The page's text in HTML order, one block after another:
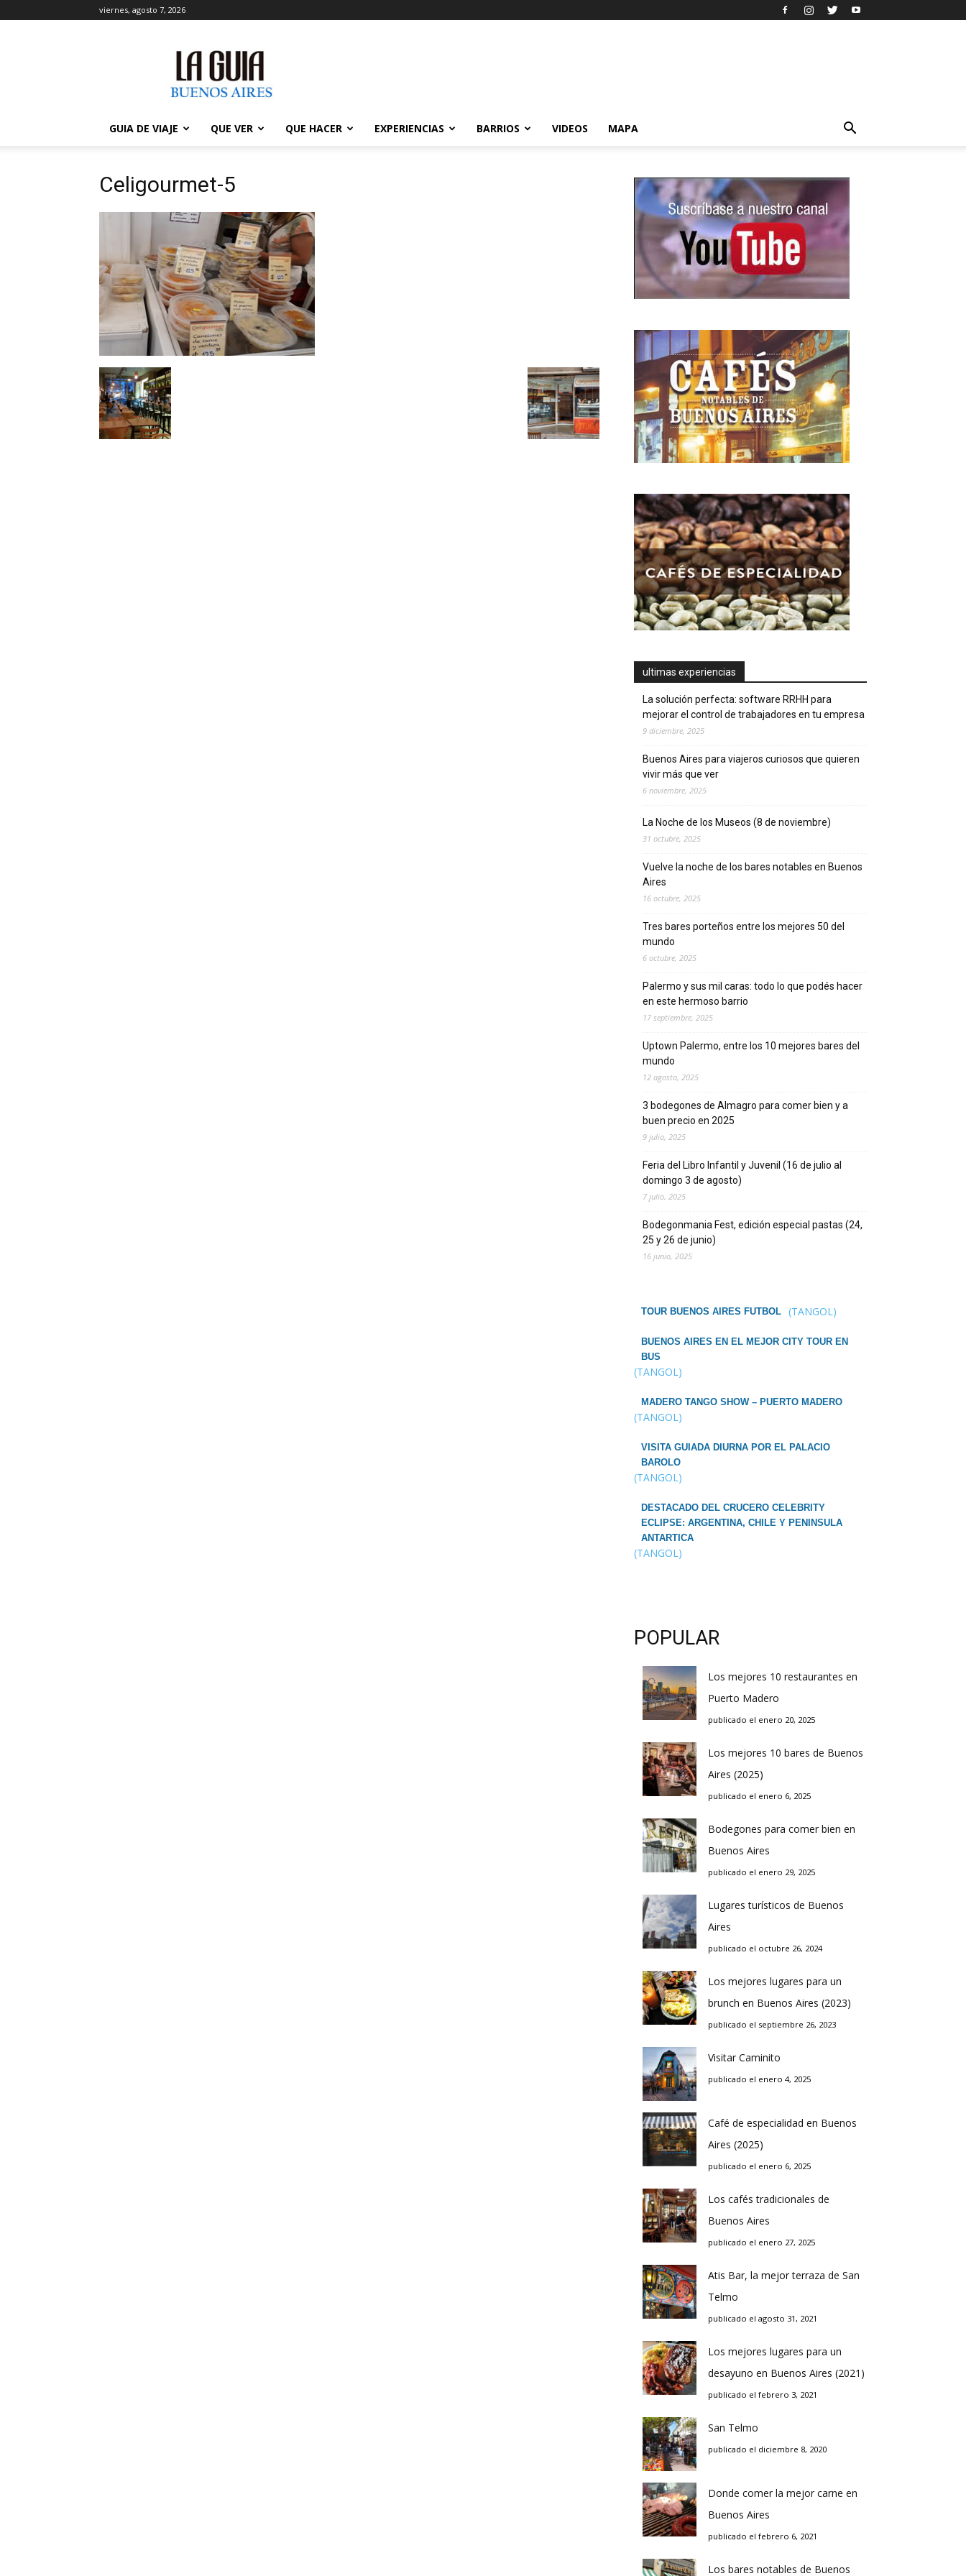
viernes, agosto 7, 2026
Guía
de
Buenos
GUIA DE VIAJE
QUE VER QUE HACER EXPERIENCIAS BARRIOS VIDEOS MAPA
Celigourmet-5
ultimas experiencias
La solución perfecta: software RRHH para
mejorar el control de trabajadores en tu empresa
9 diciembre, 2025
Buenos Aires para viajeros curiosos que quieren
vivir más que ver
6 noviembre, 2025
La Noche de los Museos (8 de noviembre)
31 octubre, 2025
Vuelve la noche de los bares notables en Buenos
Aires
16 octubre, 2025
Tres bares porteños entre los mejores 50 del
mundo
6 octubre, 2025
Palermo y sus mil caras: todo lo que podés hacer
en este hermoso barrio
17 septiembre, 2025
Uptown Palermo, entre los 10 mejores bares del
mundo
12 agosto, 2025
3 bodegones de Almagro para comer bien y a
buen precio en 2025
9 julio, 2025
Feria del Libro Infantil y Juvenil (16 de julio al
domingo 3 de agosto)
7 julio, 2025
Bodegonmania Fest, edición especial pastas (24,
25 y 26 de junio)
16 junio, 2025
TOUR BUENOS AIRES FUTBOL (TANGOL)
BUENOS AIRES EN EL MEJOR CITY TOUR EN
BUS
(TANGOL)
MADERO TANGO SHOW – PUERTO MADERO
(TANGOL)
VISITA GUIADA DIURNA POR EL PALACIO
BAROLO
(TANGOL)
DESTACADO DEL CRUCERO CELEBRITY
ECLIPSE: ARGENTINA, CHILE Y PENINSULA
ANTARTICA
(TANGOL)
POPULAR
Los mejores 10 restaurantes en
Puerto Madero
publicado el enero 20, 2025
Los mejores 10 bares de Buenos
Aires (2025)
publicado el enero 6, 2025
Bodegones para comer bien en
Buenos Aires
publicado el enero 29, 2025
Lugares turísticos de Buenos
Aires
publicado el octubre 26, 2024
Los mejores lugares para un
brunch en Buenos Aires (2023)
publicado el septiembre 26, 2023
Visitar Caminito
publicado el enero 4, 2025
Café de especialidad en Buenos
Aires (2025)
publicado el enero 6, 2025
Los cafés tradicionales de
Buenos Aires
publicado el enero 27, 2025
Atis Bar, la mejor terraza de San
Telmo
publicado el agosto 31, 2021
Los mejores lugares para un
desayuno en Buenos Aires (2021)
publicado el febrero 3, 2021
San Telmo
publicado el diciembre 8, 2020
Donde comer la mejor carne en
Buenos Aires
publicado el febrero 6, 2021
Los bares notables de Buenos